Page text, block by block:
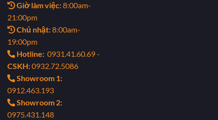
Giờ làm việc:8:00am-
21:00pm
Chủ nhật:8:00am-
19:00pm
Hotline: 0931.41.60.69 -
CSKH:0932.72.5086
Showroom 1:
0912.463.193
Showroom 2:
0975.431.148